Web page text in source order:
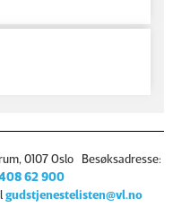
0107 Oslo Besøksadresse:
62 900
gudstjenestelisten@vl.no